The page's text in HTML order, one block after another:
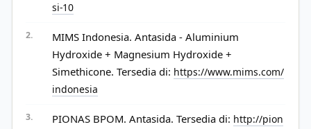
si-10
MIMS Indonesia. Antasida - Aluminium
Hydroxide + Magnesium Hydroxide +
Simethicone. Tersedia di: https://www.mims.com/
indonesia
PIONAS BPOM. Antasida. Tersedia di: http://pion